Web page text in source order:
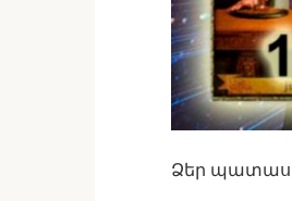
Ձեր